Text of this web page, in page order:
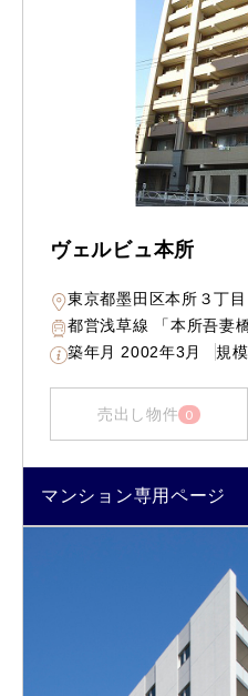
ヴェルビュ本所
東京都墨田区本所３丁目
都営浅草線 「本所吾妻
築年月 2002年3月 規模
売出し物件 0
マンション専用ページ